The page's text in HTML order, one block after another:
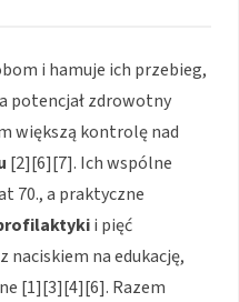
i hamuje ich przebieg,
potencjał zdrowotny
większą kontrolę nad
[2][6][7]. Ich wspólne
70., a praktyczne
i pięć
z naciskiem na edukację,
[1][3][4][6]. Razem